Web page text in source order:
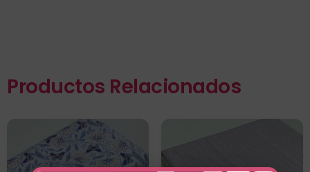
Productos Relacionados